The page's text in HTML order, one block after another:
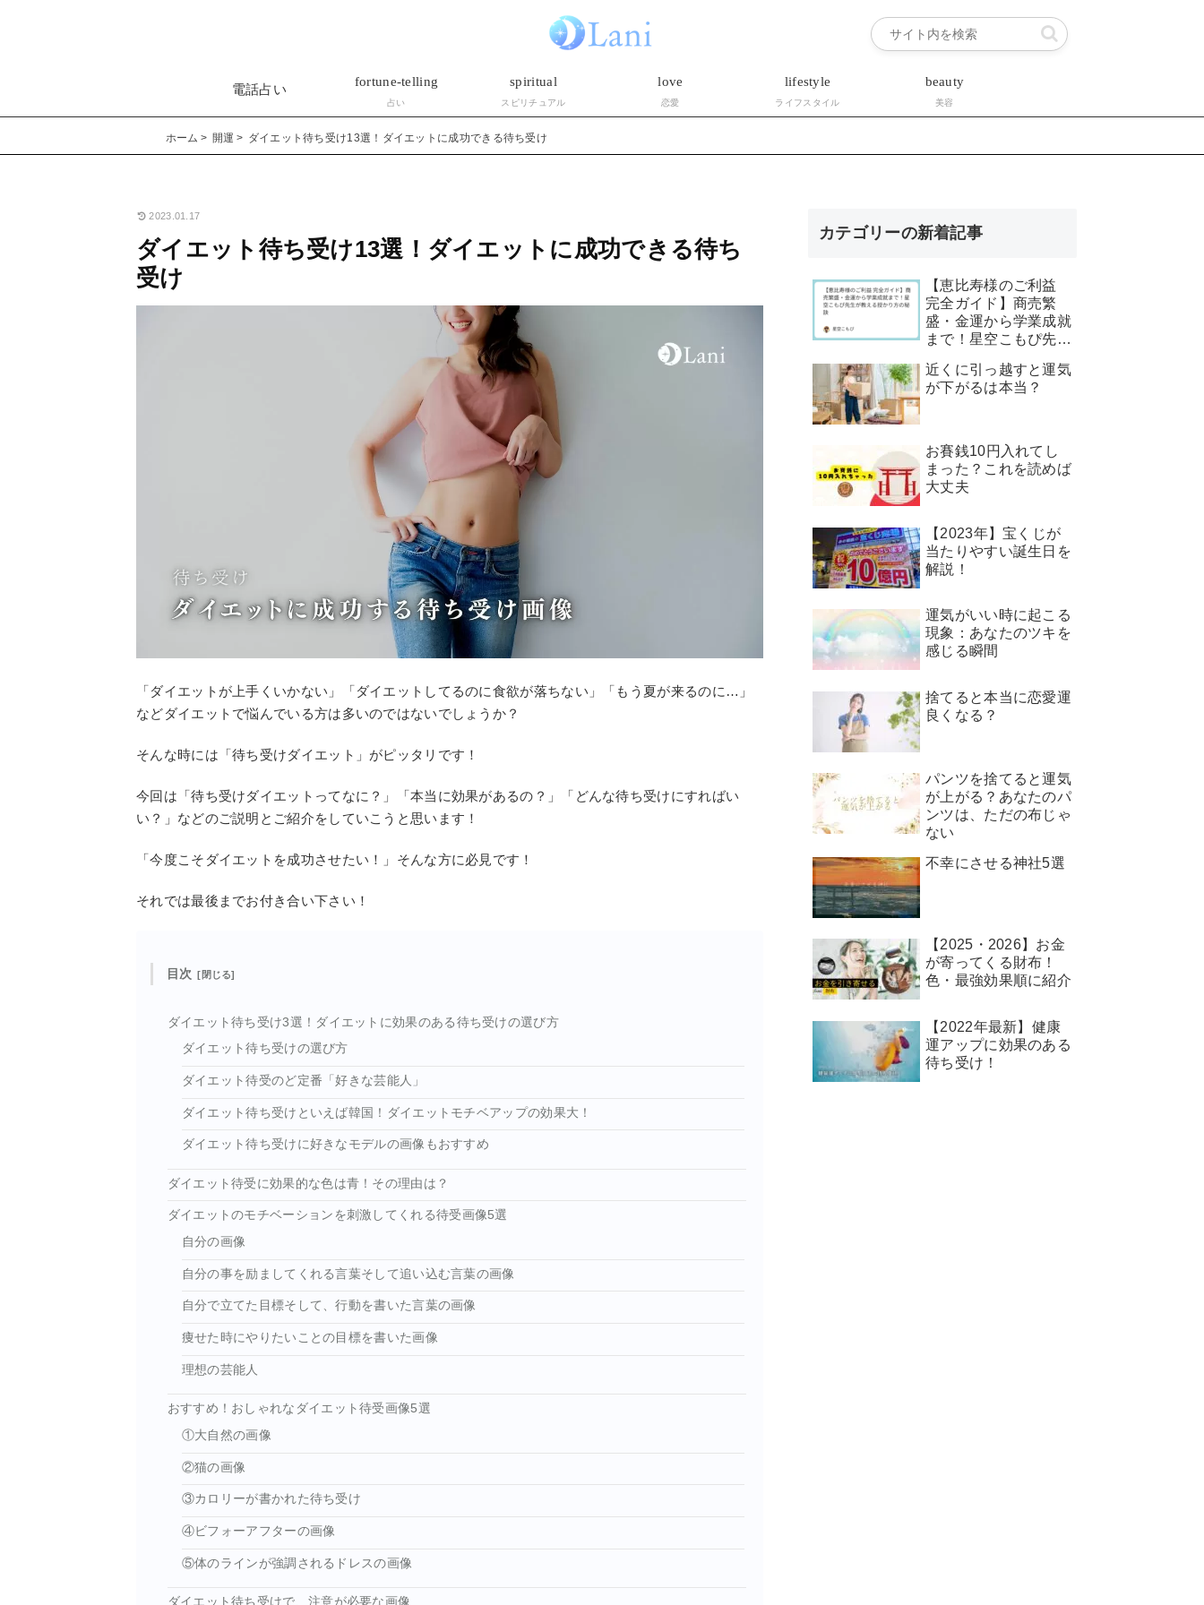
電話占い
fortune-telling
占い
spiritual
スピリチュアル
love
恋愛
lifestyle
ライフスタイル
beauty
美容
ホーム 開運 ダイエット待ち受け13選！ダイエットに成功できる待ち受け
2023.01.17
ダイエット待ち受け13選！ダイエットに成功できる待ち
受け
「ダイエットが上手くいかない」「ダイエットしてるのに食欲が落ちない」「もう夏が来るのに…」
などダイエットで悩んでいる方は多いのではないでしょうか？
そんな時には「待ち受けダイエット」がピッタリです！
今回は「待ち受けダイエットってなに？」「本当に効果があるの？」「どんな待ち受けにすればい
い？」などのご説明とご紹介をしていこうと思います！
「今度こそダイエットを成功させたい！」そんな方に必見です！
それでは最後までお付き合い下さい！
目次
ダイエット待ち受け3選！ダイエットに効果のある待ち受けの選び方
ダイエット待ち受けの選び方
ダイエット待受のど定番「好きな芸能人」
ダイエット待ち受けといえば韓国！ダイエットモチベアップの効果大！
ダイエット待ち受けに好きなモデルの画像もおすすめ
ダイエット待受に効果的な色は青！その理由は？
ダイエットのモチベーションを刺激してくれる待受画像5選
自分の画像
自分の事を励ましてくれる言葉そして追い込む言葉の画像
自分で立てた目標そして、行動を書いた言葉の画像
痩せた時にやりたいことの目標を書いた画像
理想の芸能人
おすすめ！おしゃれなダイエット待受画像5選
①大自然の画像
②猫の画像
③カロリーが書かれた待ち受け
④ビフォーアフターの画像
⑤体のラインが強調されるドレスの画像
ダイエット待ち受けで、注意が必要な画像
カテゴリーの新着記事
【恵比寿様のご利益
完全ガイド】商売繁
盛・金運から学業成就
まで！星空こもぴ先生
訣
近くに引っ越すと運気
が下がるは本当？
お賽銭10円入れてし
まった？これを読めば
大丈夫
【2023年】宝くじが
当たりやすい誕生日を
解説！
運気がいい時に起こる
現象：あなたのツキを
感じる瞬間
捨てると本当に恋愛運
良くなる？
パンツを捨てると運気
が上がる？あなたのパ
ンツは、ただの布じゃ
ない
不幸にさせる神社5選
【2025・2026】お金
が寄ってくる財布！
色・最強効果順に紹介
【2022年最新】健康
運アップに効果のある
待ち受け！